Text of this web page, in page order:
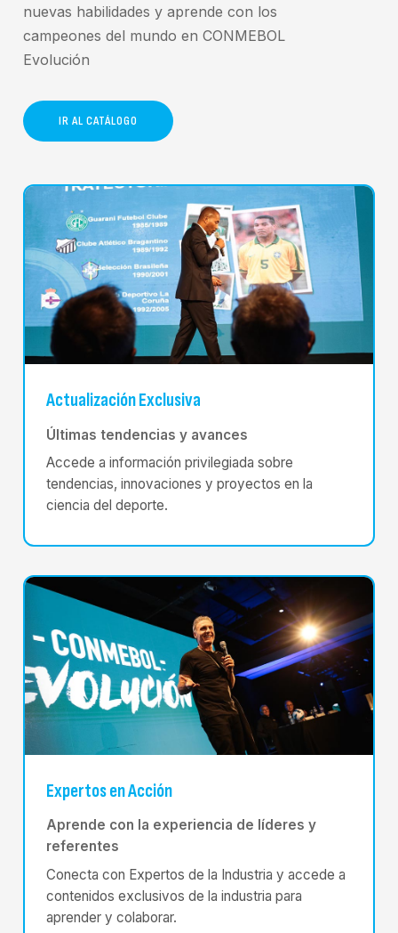
nuevas habilidades y aprende con los
campeones del mundo en CONMEBOL
Evolución
IR AL CATÁLOGO
Actualización Exclusiva
Últimas tendencias y avances
Accede a información privilegiada sobre
tendencias, innovaciones y proyectos en la
ciencia del deporte.
Expertos en Acción
Aprende con la experiencia de líderes y
referentes
Conecta con Expertos de la Industria y accede a
contenidos exclusivos de la industria para
aprender y colaborar.